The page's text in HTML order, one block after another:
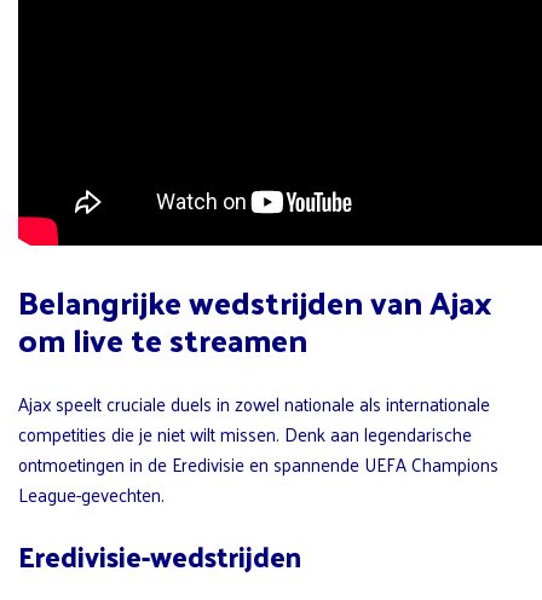
Belangrijke wedstrijden van Ajax
om live te streamen
Ajax speelt cruciale duels in zowel nationale als internationale
competities die je niet wilt missen. Denk aan legendarische
ontmoetingen in de Eredivisie en spannende UEFA Champions
League-gevechten.
Eredivisie-wedstrijden